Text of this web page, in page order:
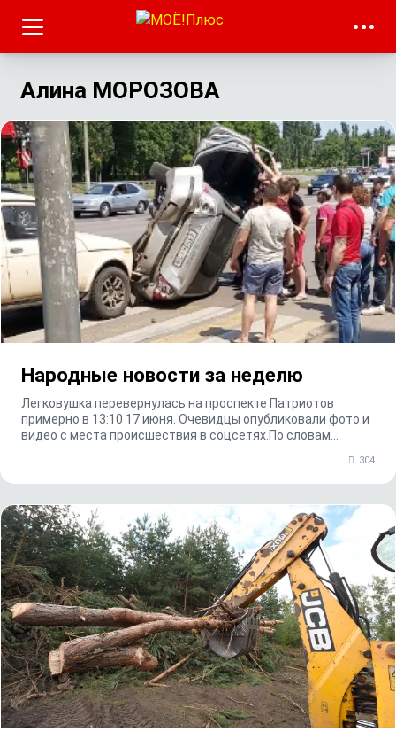
Алина МОРОЗОВА
Народные новости за неделю
Легковушка перевернулась на проспекте Патриотов
примерно в 13:10 17 июня. Очевидцы опубликовали фото и
видео с места происшествия в соцсетях.По словам...
304